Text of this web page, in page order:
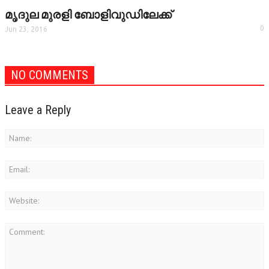
മൃദുല മുരളി ബോളിവുഡിലേക്ക്
Jun 23, 2016 0
NO COMMENTS
Leave a Reply